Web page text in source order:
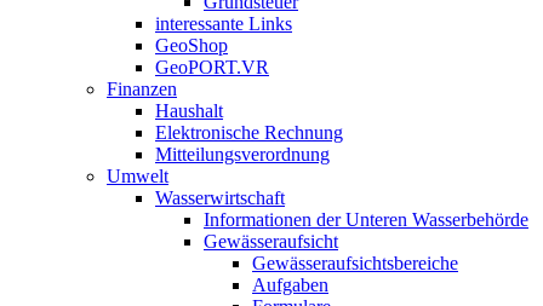
interessante Links
GeoShop
GeoPORT.VR
Finanzen
Haushalt
Elektronische Rechnung
Mitteilungsverordnung
Umwelt
Wasserwirtschaft
Informationen der Unteren Wasserbehörde
Gewässeraufsicht
Gewässeraufsichtsbereiche
Aufgaben